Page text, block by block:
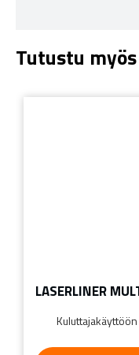
Tutustu myös
LASERLINER
Kuluttajakäyttöön